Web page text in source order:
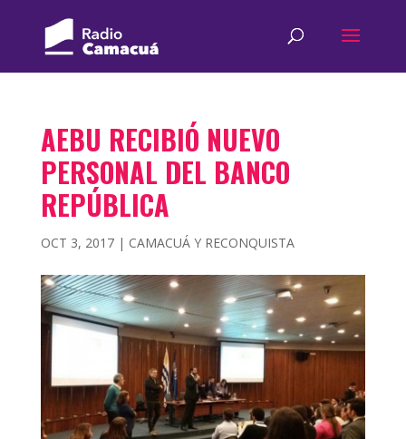
AEBU RECIBIÓ NUEVO
PERSONAL DEL BANCO
REPÚBLICA
OCT 3, 2017| CAMACUÁ Y RECONQUISTA